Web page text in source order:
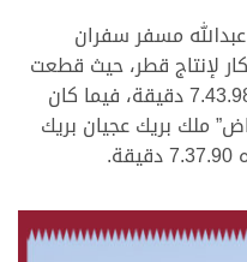
مسفر سفران
لإنتاج قطر، حيث قطعت
مسافة الـ 5 كم في زمن مقداره 7.43.98 دقيقة، فيما كان
ملك بريك عجيان بريك